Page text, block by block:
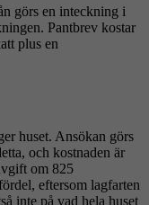
görs en inteckning i
Pantbrev kostar
plus en
huset. Ansökan görs
och kostnaden är
om 825
eftersom lagfarten
inte på vad hela huset